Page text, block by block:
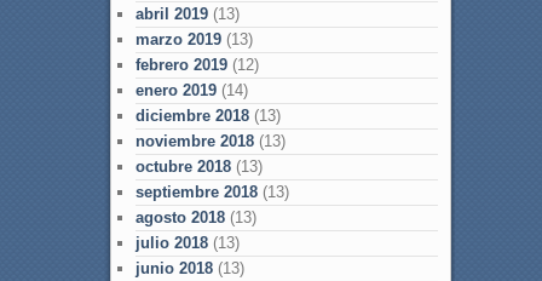
abril 2019(13)
marzo 2019(13)
febrero 2019(12)
enero 2019(14)
diciembre 2018(13)
noviembre 2018(13)
octubre 2018(13)
septiembre 2018(13)
agosto 2018(13)
julio 2018(13)
junio 2018(13)